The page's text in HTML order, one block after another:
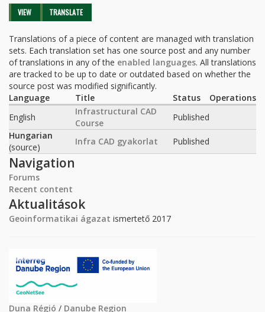
Primary tabs
VIEW TRANSLATE
Translations of a piece of content are managed with translation
sets. Each translation set has one source post and any number
of translations in any of the enabled languages. All translations
are tracked to be up to date or outdated based on whether the
source post was modified significantly.
Language
Title Status
Operations
English
Infrastructural CAD
Course
Published
Hungarian
(source)
Infra CAD gyakorlat Published
Navigation
Forums
Recent content
Aktualitások
Geoinformatikai ágazat ismertető 2017
Duna Régió / Danube Region